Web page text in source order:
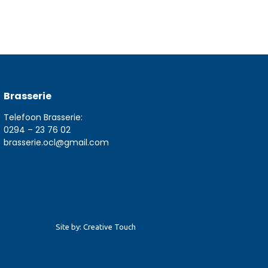
Brasserie
Telefoon Brasserie:
0294 – 23 76 02
brasserie.ocl@gmail.com
Site by: Creative Touch